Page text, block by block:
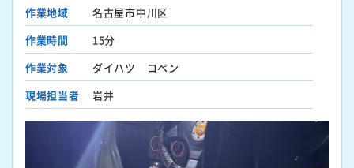
作業地域
名古屋市中川区
作業時間
15分
作業対象
ダイハツ コペン
現場担当者
岩井